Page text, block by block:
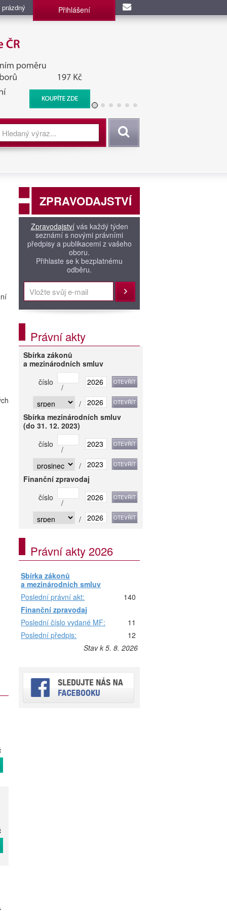
Přihlášení
BIS, Zpravodajské
Vyhledat
ZPRAVODAJSTVÍ
Zpravodajstvívás každý týden
seznámí s novými právními
předpisy a publikacemi z vašeho
oboru.
Přihlaste se k bezplatnému
odběru.
Přihlásit
Právní akty
Sbírka zákonů
a mezinárodních smluv
číslo
/
/
Sbírka mezinárodních smluv
(do 31. 12. 2023)
číslo
/
/
Finanční zpravodaj
číslo
/
/
Právní akty 2026
Sbírka zákonů
a mezinárodních smluv
Poslední právní akt:
140
Finanční zpravodaj
Poslední číslo vydané MF:
11
Poslední předpis:
12
Stav k 5. 8. 2026